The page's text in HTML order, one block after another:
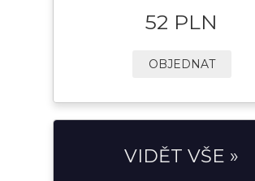
52 PLN
OBJEDNAT
VIDĚT VŠE »